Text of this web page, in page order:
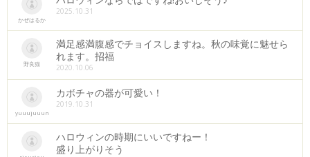
かぜはるか
2025.10.31
野良猫
満足感満腹感でチョイスしますね。秋の味覚に魅せら
れます。招福
2020.10.06
yuuujuuun
カボチャの器が可愛い！
2019.10.31
ハロウィンの時期にいいですねー！
盛り上がりそう